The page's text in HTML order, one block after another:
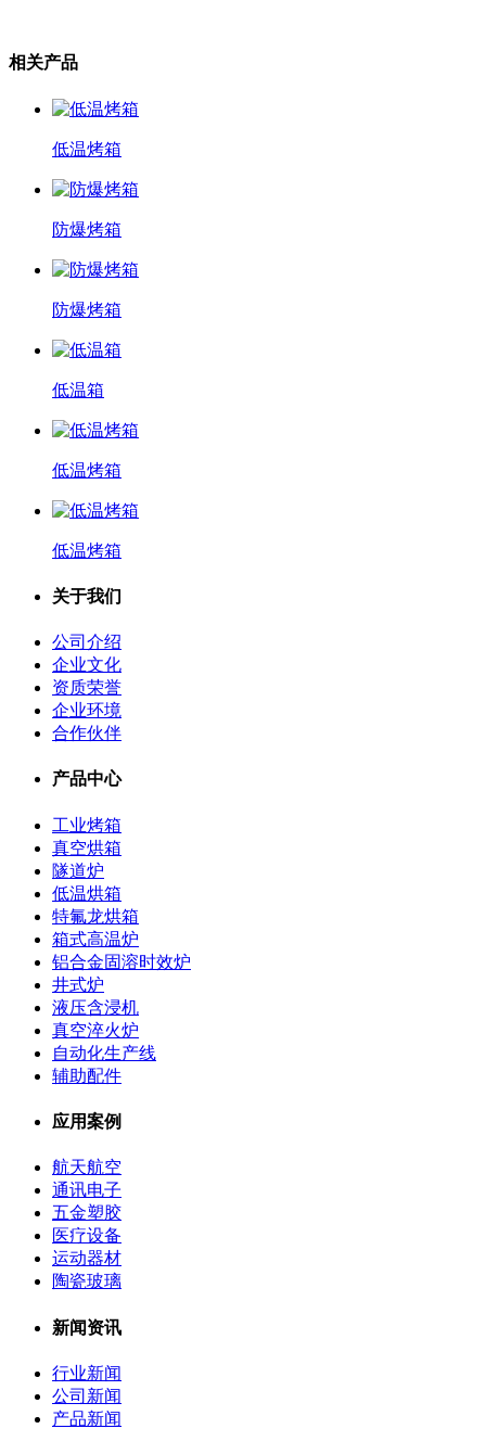
相关产品
低温烤箱
防爆烤箱
防爆烤箱
低温箱
低温烤箱
低温烤箱
关于我们
公司介绍
企业文化
资质荣誉
企业环境
合作伙伴
产品中心
工业烤箱
真空烘箱
隧道炉
低温烘箱
特氟龙烘箱
箱式高温炉
铝合金固溶时效炉
井式炉
液压含浸机
真空淬火炉
自动化生产线
辅助配件
应用案例
航天航空
通讯电子
五金塑胶
医疗设备
运动器材
陶瓷玻璃
新闻资讯
行业新闻
公司新闻
产品新闻